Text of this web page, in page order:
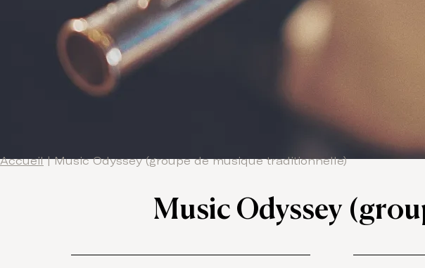
Accueil|Music Odyssey (groupe de musique traditionnelle)
Music Odyssey